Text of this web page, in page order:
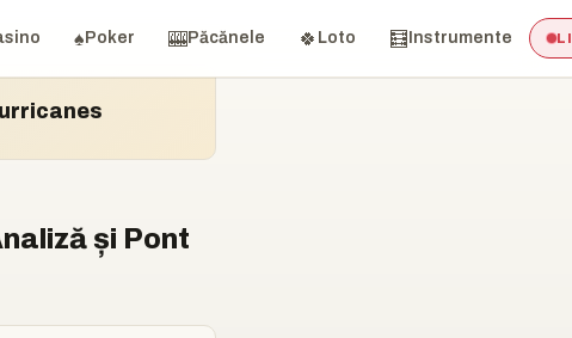
♠️ Poker 🎰 Păcănele 🍀 Loto 🧮 Instrumente
și Pont